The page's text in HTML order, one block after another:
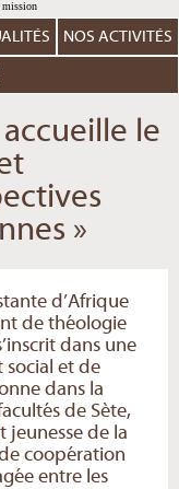
NOS ACTIVITÉS
le
»
d’Afrique
de théologie
dans une
social et de
dans la
de Sète,
jeunesse de la
coopération
entre les